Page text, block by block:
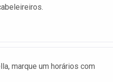
marque um horários com